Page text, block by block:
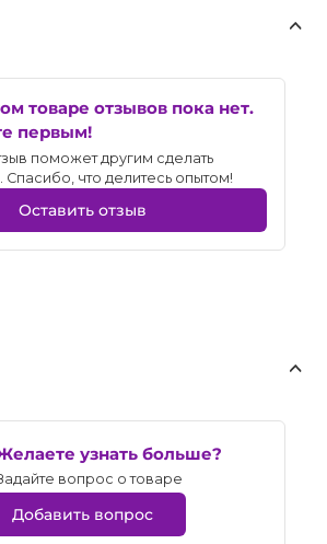
товаре отзывов пока нет.
первым!
поможет другим сделать
Спасибо, что делитесь опытом!
Оставить отзыв
узнать больше?
вопрос о товаре
Добавить вопрос